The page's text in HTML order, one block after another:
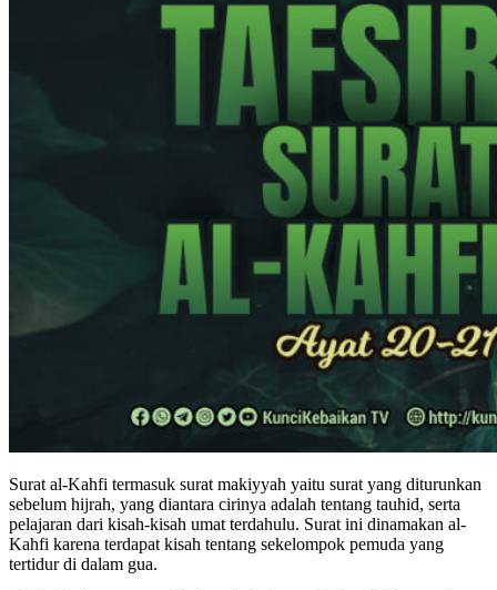
Surat al-Kahfi termasuk surat makiyyah yaitu surat yang diturunkan
sebelum hijrah, yang diantara cirinya adalah tentang tauhid, serta
pelajaran dari kisah-kisah umat terdahulu. Surat ini dinamakan al-
Kahfi karena terdapat kisah tentang sekelompok pemuda yang